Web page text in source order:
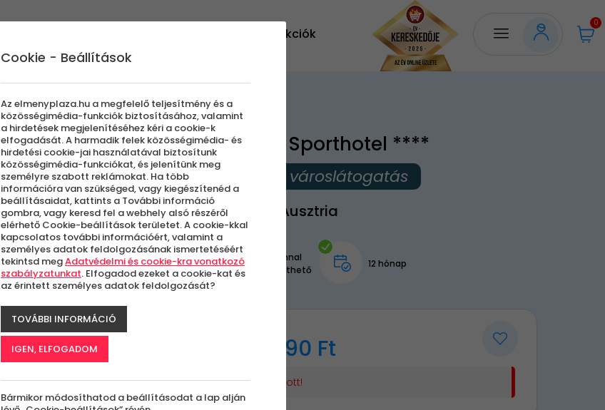
Akciók
0
-48%
Vienna Sporthotel ****
Külföldi városlátogatás
Bécs, Ausztria
Azonnal
letölthető
12 hónap
89 990 Ft
Elfogyott!
Cookie - Beállítások
Az elmenyplaza.hu a megfelelő teljesítmény és a
közösségimédia-funkciók biztosításához, valamint
a hirdetések megjelenítéséhez kéri a cookie-k
elfogadását. A harmadik felek közösségimédia- és
hirdetési cookie-jai használatával biztosítunk
közösségimédia-funkciókat, és jelenítünk meg
személyre szabott reklámokat. Ha több
információra van szükséged, vagy kiegészítenéd a
beállításaidat, kattints a További információ
gombra, vagy keresd fel a webhely alsó részéről
elérhető Cookie-beállítások területet. A cookie-kkal
kapcsolatos további információért, valamint a
személyes adatok feldolgozásának ismertetéséért
tekintsd megAdatvédelmi és cookie-kra vonatkozó
szabályzatunkat. Elfogadod ezeket a cookie-kat és
az érintett személyes adatok feldolgozását?
TOVÁBBI INFORMÁCIÓ
IGEN, ELFOGADOM
Bármikor módosíthatod a beállításodat a lap alján